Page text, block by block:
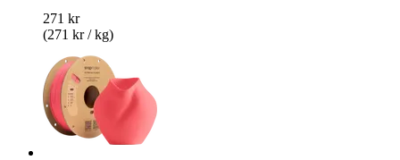
271 kr
(271 kr / kg)